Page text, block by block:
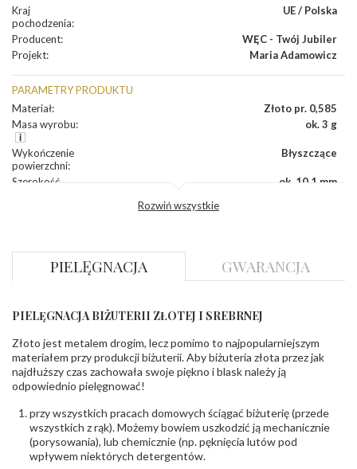
Kraj
pochodzenia:
UE / Polska
Producent:
WĘC - Twój Jubiler
Projekt: Maria Adamowicz
PARAMETRY PRODUKTU
Materiał:
Złoto pr. 0,585
Masa wyrobu: ok. 3 g
Wykończenie
powierzchni:
Błyszczące
Szerokość
ok. 10,1 mm
dół:
Szerokość szyny
bok
ok. 2,8 mm
DIAMENTY
Szlif:
Brylantowy okrągły
Liczba
diamentów
0.020 ct - 4 szt., 0.015 ct - 4 szt.,0.010 ct - 4
szt.,0.030 ct - 1 szt.
Liczba
diamentów
(łącznie)
Masa
diamentów
(łącznie):
0.21 ct
Rozwiń wszystkie
PIELĘGNACJA GWARANCJA
PIELĘGNACJA BIŻUTERII ZŁOTEJ I SREBRNEJ
Złoto jest metalem drogim, lecz pomimo to najpopularniejszym
materiałem przy produkcji biżuterii. Aby biżuteria złota przez jak
najdłuższy czas zachowała swoje piękno i blask należy ją
odpowiednio pielęgnować!
przy wszystkich pracach domowych ściągać biżuterię (przede
wszystkich z rąk). Możemy bowiem uszkodzić ją mechanicznie
(porysowania), lub chemicznie (np. pęknięcia lutów pod
wpływem niektórych detergentów.